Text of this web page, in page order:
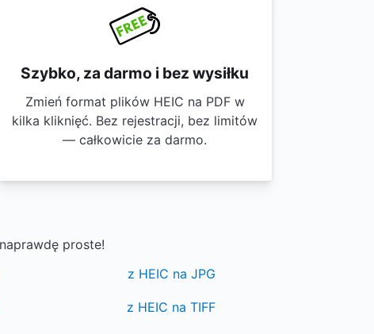
Szybko, za darmo i bez wysiłku
Zmień format plików HEIC na PDF w
kilka kliknięć. Bez rejestracji, bez limitów
— całkowicie za darmo.
proste!
z HEIC na JPG
z HEIC na TIFF